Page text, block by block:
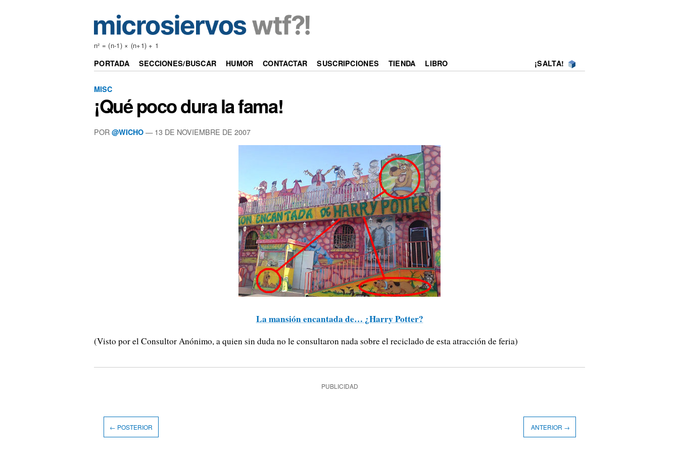
n² = (n-1) × (n+1) + 1
PORTADA SECCIONES/BUSCAR HUMOR CONTACTAR SUSCRIPCIONES TIENDA LIBRO ¡SALTA!
MISC
¡Qué poco dura la fama!
POR @WICHO —13 DE NOVIEMBRE DE 2007
La mansión encantada de… ¿Harry Potter?
(Visto por el Consultor Anónimo, a quien sin duda no le consultaron nada sobre el reciclado de esta atracción de feria)
PUBLICIDAD
← POSTERIOR ANTERIOR →